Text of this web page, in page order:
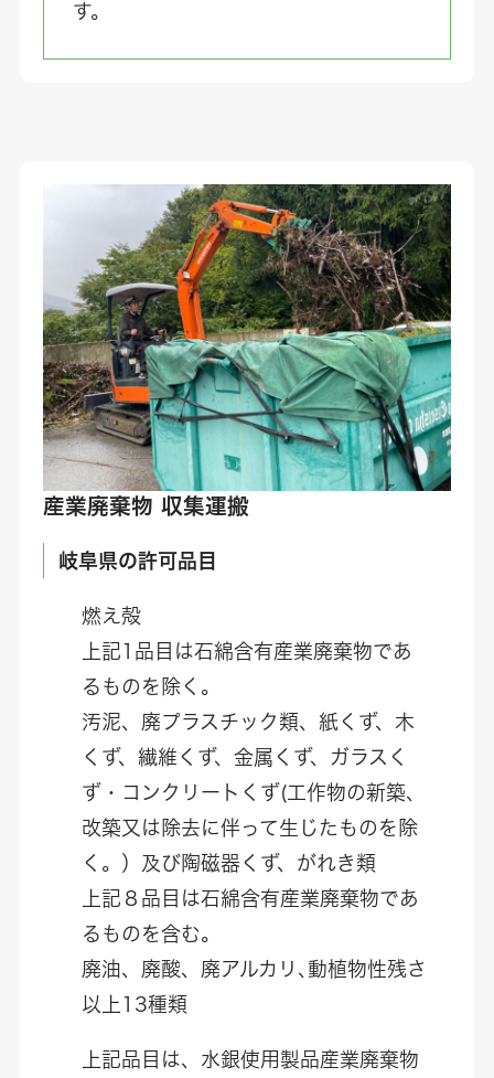
す。
産業廃棄物 収集運搬
岐阜県の許可品目
燃え殻
上記1品目は石綿含有産業廃棄物であ
るものを除く。
汚泥、廃プラスチック類、紙くず、木
くず、繊維くず、金属くず、ガラスく
ず・コンクリートくず(工作物の新築、
改築又は除去に伴って生じたものを除
く。）及び陶磁器くず、がれき類
上記８品目は石綿含有産業廃棄物であ
るものを含む。
廃油、廃酸、廃アルカリ､動植物性残さ
以上13種類
上記品目は、水銀使用製品産業廃棄物